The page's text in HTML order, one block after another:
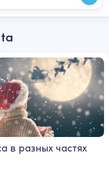
в разных частях